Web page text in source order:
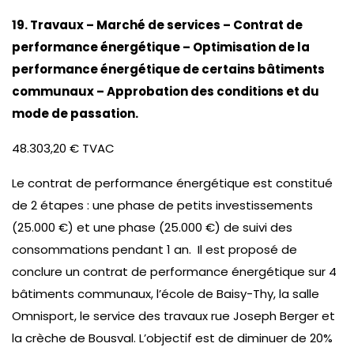
19. Travaux – Marché de services – Contrat de
performance énergétique – Optimisation de la
performance énergétique de certains bâtiments
communaux – Approbation des conditions et du
mode de passation.
48.303,20 € TVAC
Le contrat de performance énergétique est constitué
de 2 étapes : une phase de petits investissements
(25.000 €) et une phase (25.000 €) de suivi des
consommations pendant 1 an. Il est proposé de
conclure un contrat de performance énergétique sur 4
bâtiments communaux, l’école de Baisy-Thy, la salle
Omnisport, le service des travaux rue Joseph Berger et
la crèche de Bousval. L’objectif est de diminuer de 20%